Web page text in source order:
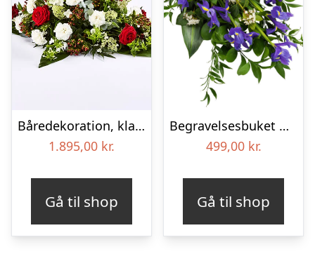
Båredekoration, klassisk – Blomster til begravelse
1.895,00 kr.
Gå til shop
Begravelses­buket med iris
499,00 kr.
Gå til shop